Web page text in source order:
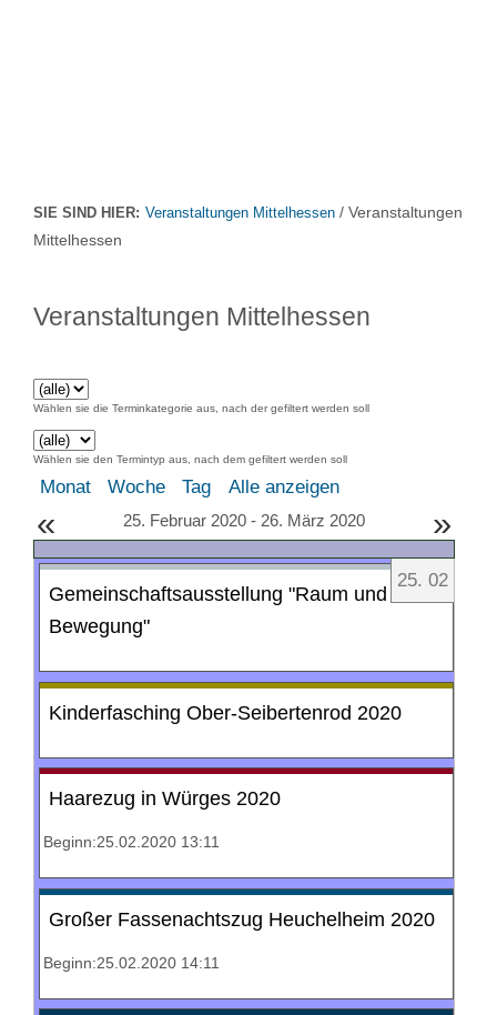
SIE SIND HIER: Veranstaltungen Mittelhessen / Veranstaltungen
Mittelhessen
Veranstaltungen Mittelhessen
Wählen sie die Terminkategorie aus, nach der gefiltert werden soll
Wählen sie den Termintyp aus, nach dem gefiltert werden soll
Monat Woche Tag Alle anzeigen
« 25. Februar 2020 - 26. März 2020 »
25. 02
Gemeinschaftsausstellung "Raum und
Bewegung"
Kinderfasching Ober-Seibertenrod 2020
Haarezug in Würges 2020
Beginn:25.02.2020 13:11
Großer Fassenachtszug Heuchelheim 2020
Beginn:25.02.2020 14:11